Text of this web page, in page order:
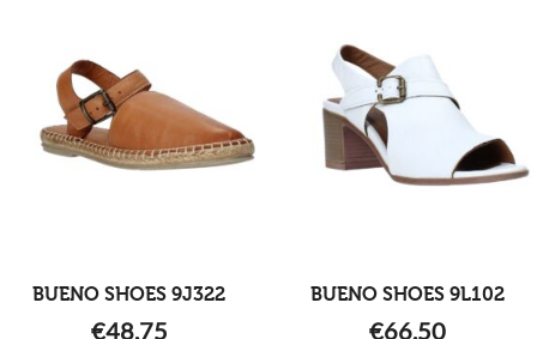
BUENO SHOES 9J322
€48.75
BUENO SHOES 9L102
€66.50